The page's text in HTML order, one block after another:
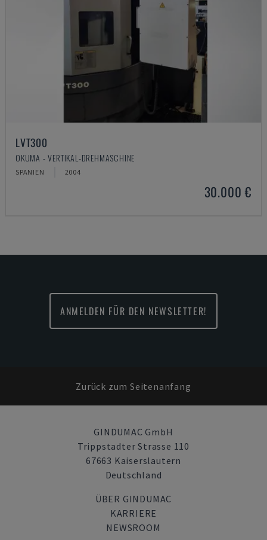
LVT300
OKUMA - VERTIKAL-DREHMASCHINE
SPANIEN 2004
30.000 €
ANMELDEN FÜR DEN NEWSLETTER!
Zurück zum Seitenanfang
GINDUMAC GmbH
Trippstadter Strasse 110
67663 Kaiserslautern
Deutschland
ÜBER GINDUMAC
KARRIERE
NEWSROOM